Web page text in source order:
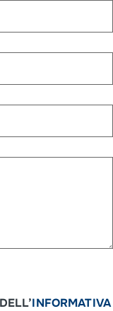
INFORMATIVA